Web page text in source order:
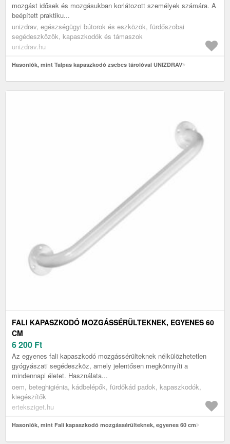
mozgást idősek és mozgásukban korlátozott személyek számára. A
beépített praktiku...
unizdrav, egészségügyi bútorok és eszközök, fürdőszobai
segédeszközök, kapaszkodók és támaszok
unizdrav.hu
Hasonlók, mint Talpas kapaszkodó zsebes tárolóval UNIZDRAV
FALI KAPASZKODÓ MOZGÁSSÉRÜLTEKNEK, EGYENES 60
CM
6 200 Ft
Az egyenes fali kapaszkodó mozgássérülteknek nélkülözhetetlen
gyógyászati segédeszköz, amely jelentősen megkönnyíti a
mindennapi életet. Használata...
oem, beteghigiénia, kádbelépők, fürdőkád padok, kapaszkodók,
kiegészítők
erteksziget.hu
Hasonlók, mint Fali kapaszkodó mozgássérülteknek, egyenes 60 cm